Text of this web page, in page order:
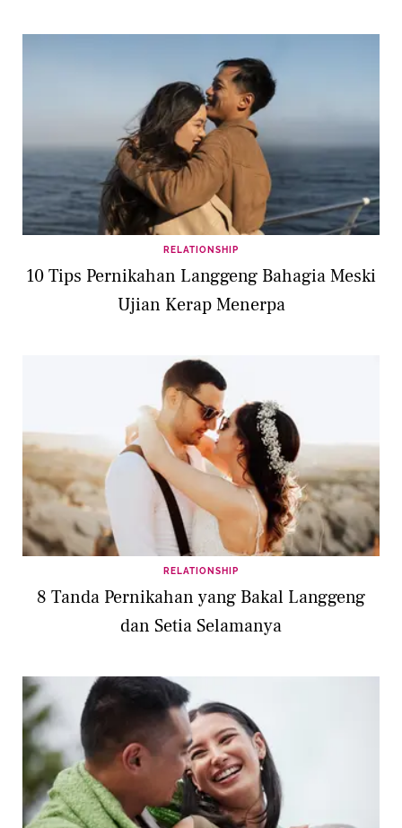
RELATIONSHIP
10 Tips Pernikahan Langgeng Bahagia Meski
Ujian Kerap Menerpa
RELATIONSHIP
8 Tanda Pernikahan yang Bakal Langgeng
dan Setia Selamanya